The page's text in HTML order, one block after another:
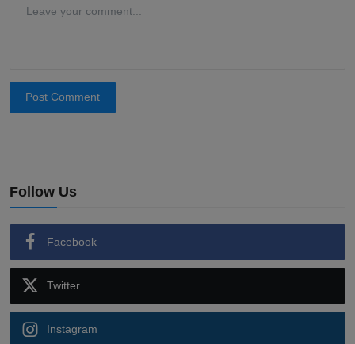
Post Comment
Follow Us
Facebook
Twitter
Instagram